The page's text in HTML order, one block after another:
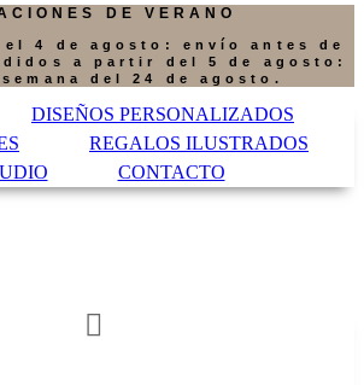
DE VERANO
el 4 de agosto: envío antes de
a partir del 5 de agosto:
del 24 de agosto.
DISEÑOS PERSONALIZADOS
REGALOS ILUSTRADOS
CONTACTO